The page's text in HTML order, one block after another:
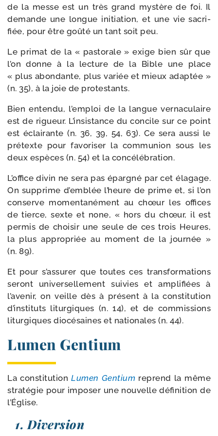
de la messe est un très grand mys­tère de foi. Il
demande une longue ini­tia­tion, et une vie sacri­
fiée, pour être goû­té un tant soit peu.
Le pri­mat de la « pas­to­rale » exige bien sûr que
l’on donne à la lec­ture de la Bible une place
« plus abon­dante, plus variée et mieux adap­tée »
(n. 35), à la joie de protestants.
Bien enten­du, l’emploi de la langue ver­na­cu­laire
est de rigueur. L’insistance du concile sur ce point
est éclai­rante (n. 36, 39, 54, 63). Ce sera aus­si le
pré­texte pour favo­ri­ser la com­mu­nion sous les
deux espèces (n. 54) et la concélébration.
L’office divin ne sera pas épar­gné par cet éla­gage.
On sup­prime d’emblée l’heure de prime et, si l’on
conserve momen­ta­né­ment au chœur les offices
de tierce, sexte et none, « hors du chœur, il est
per­mis de choi­sir une seule de ces trois Heures,
la plus appro­priée au moment de la jour­née »
(n. 89).
Et pour s’assurer que toutes ces trans­for­ma­tions
seront uni­ver­sel­le­ment sui­vies et ampli­fiées à
l’avenir, on veille dès à pré­sent à la consti­tu­tion
d’instituts litur­giques (n. 14), et de com­mis­sions
litur­giques dio­cé­saines et natio­nales (n. 44).
Lumen Gentium
La consti­tu­tionLumen Gentium reprend la même
stra­té­gie pour impo­ser une nou­velle défi­ni­tion de
l’Église.
1. Diversion